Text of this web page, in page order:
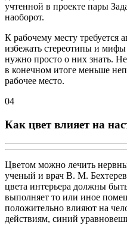
учтенной в проекте пары
наоборот.
К рабочему месту
избежать стереотипы и мифы
нужно просто о них знать.
в конечном итоге меньше
рабочее место.
04
Как цвет влияет на
Цветом можно лечить
ученый и врач В. М.
цвета интерьера должны
выполняет то или иное
положительно влияют на
действиям, синий